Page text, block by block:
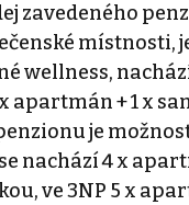
zavedeného
místnosti,
wellness,
apartmán + 1 x
je
se nachází 4 x
ve 3NP 5 x